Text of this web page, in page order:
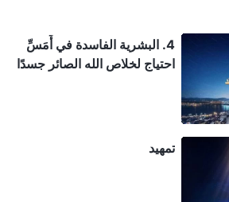
4. البشرية الفاسدة في أَمَسِّ
احتياج لخلاص الله الصائر جسدًا
تمهيد